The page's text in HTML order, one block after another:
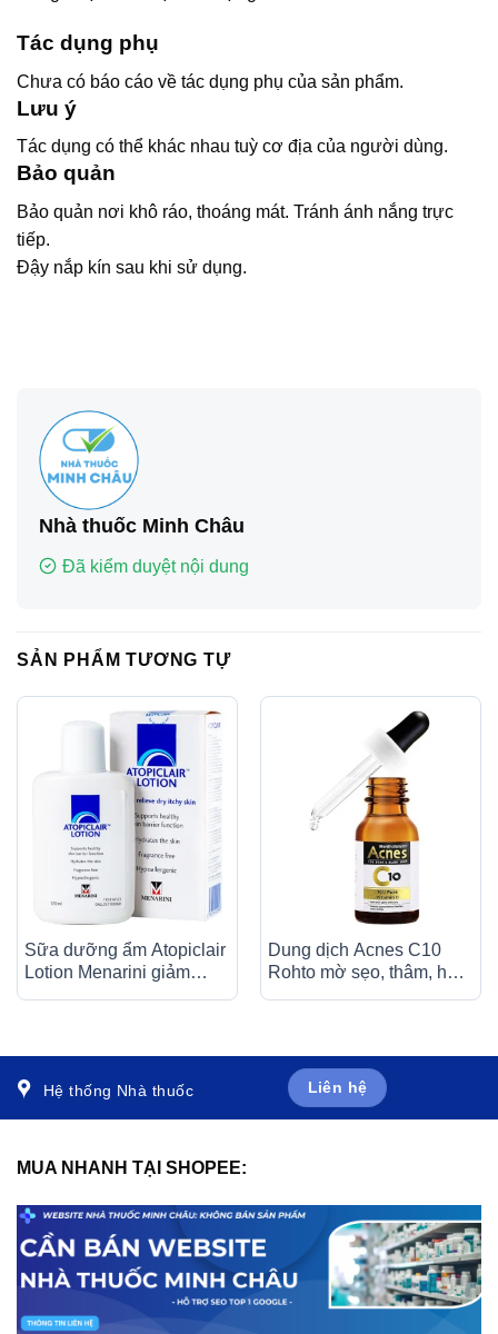
Tác dụng phụ
Chưa có báo cáo về tác dụng phụ của sản phẩm.
Lưu ý
Tác dụng có thể khác nhau tuỳ cơ địa của người dùng.
Bảo quản
Bảo quản nơi khô ráo, thoáng mát. Tránh ánh nắng trực
tiếp.
Đậy nắp kín sau khi sử dụng.
Nhà thuốc Minh Châu
Đã kiểm duyệt nội dung
SẢN PHẨM TƯƠNG TỰ
Sữa dưỡng ẩm Atopiclair
Lotion Menarini giảm
Dung dịch Acnes C10
Rohto mờ sẹo, thâm, hỗ
Hệ thống Nhà thuốc Liên hệ
MUA NHANH TẠI SHOPEE: